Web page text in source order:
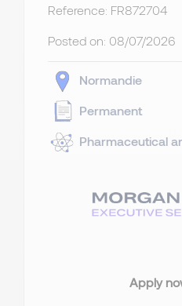
Reference: FR872704
Posted on: 08/07/2026
Normandie
Permanent
Pharmaceutical
Apply